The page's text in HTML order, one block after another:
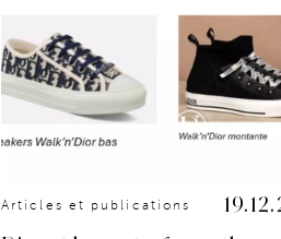
Articles et publications